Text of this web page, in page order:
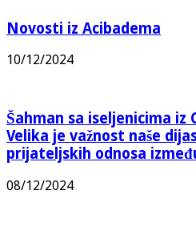
Novosti iz Acibadema
10/12/2024
Šahman sa iseljenicima iz
Velika je važnost naše
prijateljskih odnosa
08/12/2024